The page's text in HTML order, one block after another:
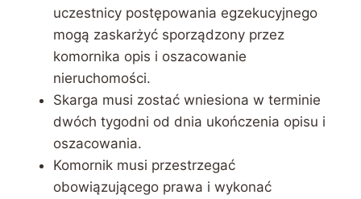
uczestnicy postępowania egzekucyjnego
mogą zaskarżyć sporządzony przez
komornika opis i oszacowanie
nieruchomości.
Skarga musi zostać wniesiona w terminie
dwóch tygodni od dnia ukończenia opisu i
oszacowania.
Komornik musi przestrzegać
obowiązującego prawa i wykonać